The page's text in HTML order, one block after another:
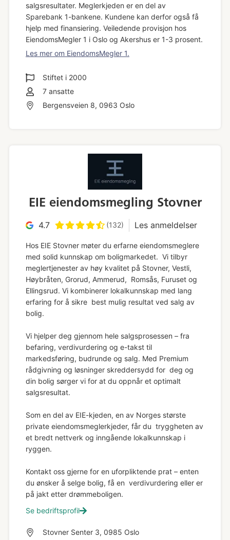
salgsresultater. Meglerkjeden er en del av
Sparebank 1-bankene. Kundene kan derfor også få
hjelp med finansiering. Veiledende provisjon hos
EiendomsMegler 1 i Oslo og Akershus er 1-3 prosent.
Les mer om EiendomsMegler 1.
Stiftet i 2000
7ansatte
Bergensveien 8, 0963 Oslo
EIE eiendomsmegling Stovner
4.7 (132) Les anmeldelser
Hos EIE Stovner møter du erfarne eiendomsmeglere
med solid kunnskap om boligmarkedet. Vi tilbyr
meglertjenester av høy kvalitet på Stovner, Vestli,
Høybråten, Grorud, Ammerud, Romsås, Furuset og
Ellingsrud. Vi kombinerer lokalkunnskap med lang
erfaring for å sikre best mulig resultat ved salg av
bolig.
Vi hjelper deg gjennom hele salgsprosessen – fra
befaring, verdivurdering og e-takst til
markedsføring, budrunde og salg. Med Premium
rådgivning og løsninger skreddersydd for deg og
din bolig sørger vi for at du oppnår et optimalt
salgsresultat.
Som en del av EIE-kjeden, en av Norges største
private eiendomsmeglerkjeder, får du tryggheten av
et bredt nettverk og inngående lokalkunnskap i
ryggen.
Kontakt oss gjerne for en uforpliktende prat – enten
du ønsker å selge bolig, få en verdivurdering eller er
på jakt etter drømmeboligen.
Se bedriftsprofil
Stovner Senter 3, 0985 Oslo